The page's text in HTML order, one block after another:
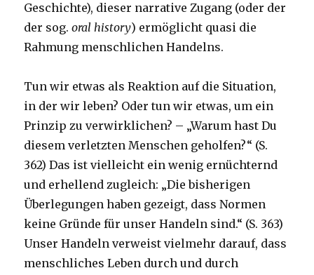
Geschichte), dieser narrative Zugang (oder der
der sog.oral history) ermöglicht quasi die
Rahmung menschlichen Handelns.
Tun wir etwas als Reaktion auf die Situation,
in der wir leben? Oder tun wir etwas, um ein
Prinzip zu verwirklichen? – „Warum hast Du
diesem verletzten Menschen geholfen?“ (S.
362) Das ist vielleicht ein wenig ernüchternd
und erhellend zugleich: „Die bisherigen
Überlegungen haben gezeigt, dass Normen
keine Gründe für unser Handeln sind.“ (S. 363)
Unser Handeln verweist vielmehr darauf, dass
menschliches Leben durch und durch